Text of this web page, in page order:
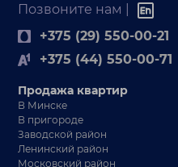
Позвоните нам |
+375 (29) 550-00-21
+375 (44) 550-00-71
Продажа квартир
В Минске
В пригороде
Заводской район
Ленинский район
Московский район